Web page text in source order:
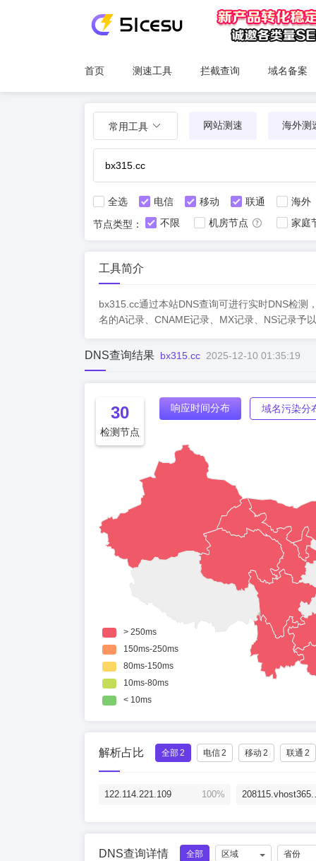
首页 测速工具 拦截查询 域名备案
常用工具 网站测速 海外测
全选 电信 移动 联通
海外
节点类型：
不限 机房节点 家庭
工具简介
bx315.cc通过本站DNS查询可进行实时DNS检测
名的A记录、CNAME记录、MX记录、NS记录予
DNS查询结果 bx315.cc 2025-12-10 01:35:19
30
检测节点
响应时间分布 域名污染分
解析占比 全部2 电信2 移动 2 联通 2
122.114.221.109 100%
DNS查询详情 全部 区域 省份